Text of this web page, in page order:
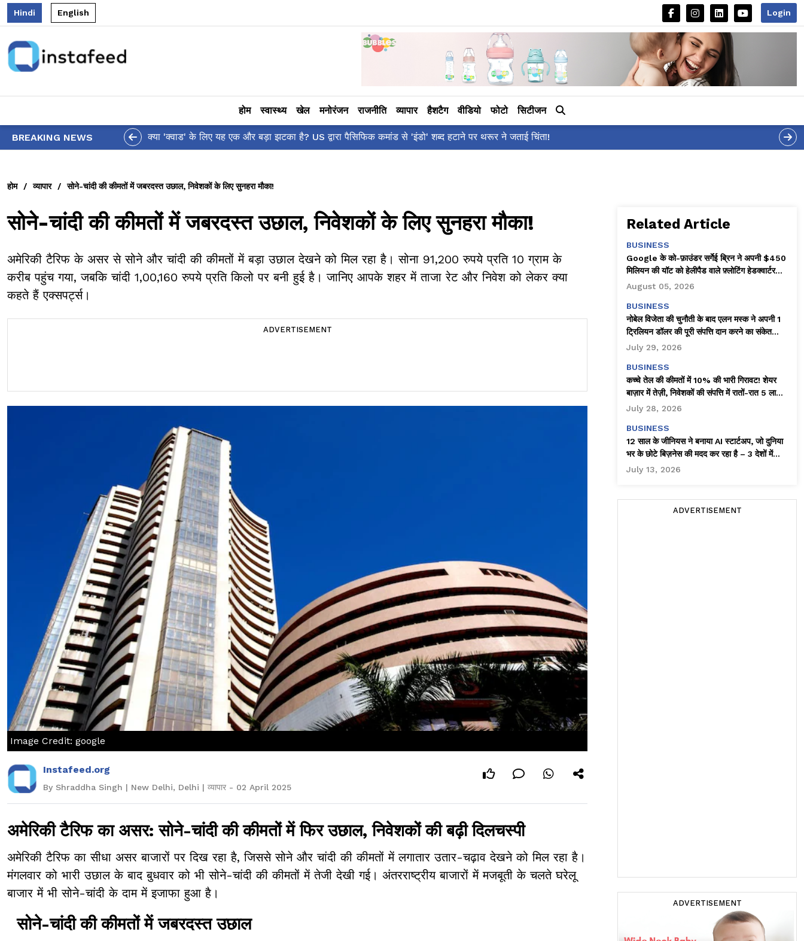
Hindi English Login
होम स्वास्थ्य खेल मनोरंजन राजनीति व्यापार हैशटैग वीडियो फोटो सिटीजन
BREAKING NEWS आलिया भट्ट का मज़ेदार 'शर्वरी कहाँ है?' पोस्ट, 'अल्फा' टीज़र पर उठे सवालों का मज़ाकिया जवाब!
होम / व्यापार / सोने-चांदी की कीमतों में जबरदस्त उछाल, निवेशकों के लिए सुनहरा मौका!
सोने-चांदी की कीमतों में जबरदस्त उछाल, निवेशकों के लिए सुनहरा मौका!
अमेरिकी टैरिफ के असर से सोने और चांदी की कीमतों में बड़ा उछाल देखने को मिल रहा है। सोना 91,200 रुपये प्रति 10 ग्राम के
करीब पहुंच गया, जबकि चांदी 1,00,160 रुपये प्रति किलो पर बनी हुई है। जानिए आपके शहर में ताजा रेट और निवेश को लेकर क्या
कहते हैं एक्सपर्ट्स।
ADVERTISEMENT
Image Credit: google
Instafeed.org
By Shraddha Singh | New Delhi, Delhi | व्यापार - 02 April 2025
अमेरिकी टैरिफ का असर: सोने-चांदी की कीमतों में फिर उछाल, निवेशकों की बढ़ी दिलचस्पी
अमेरिकी टैरिफ का सीधा असर बाजारों पर दिख रहा है, जिससे सोने और चांदी की कीमतों में लगातार उतार-चढ़ाव देखने को मिल रहा है।
मंगलवार को भारी उछाल के बाद बुधवार को भी सोने-चांदी की कीमतों में तेजी देखी गई। अंतरराष्ट्रीय बाजारों में मजबूती के चलते घरेलू
बाजार में भी सोने-चांदी के दाम में इजाफा हुआ है।
सोने-चांदी की कीमतों में जबरदस्त उछाल
Related Article
BUSINESS
Google के को-फ़ाउंडर सर्गेई ब्रिन ने अपनी $450
मिलियन की यॉट को हेलीपैड वाले फ़्लोटिंग हेडक्वार्टर
(चलते-फिरते ऑफ़िस) में बदल दिया है।
August 05, 2026
BUSINESS
नोबेल विजेता की चुनौती के बाद एलन मस्क ने अपनी 1
ट्रिलियन डॉलर की पूरी संपत्ति दान करने का संकेत
दिया!
July 29, 2026
BUSINESS
कच्चे तेल की कीमतों में 10% की भारी गिरावट! शेयर
बाज़ार में तेज़ी, निवेशकों की संपत्ति में रातों-रात ₹5 लाख
करोड़ का इजाफ़ा
July 28, 2026
BUSINESS
12 साल के जीनियस ने बनाया AI स्टार्टअप, जो दुनिया
भर के छोटे बिज़नेस की मदद कर रहा है – 3 देशों में
क्लाइंट्स!
July 13, 2026
ADVERTISEMENT
ADVERTISEMENT